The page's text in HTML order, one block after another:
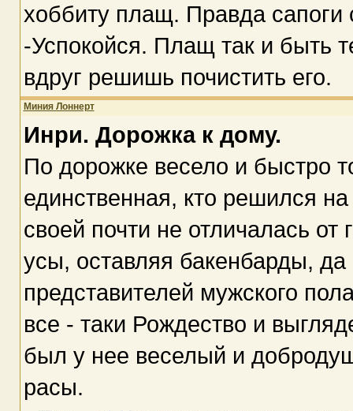
хоббиту плащ. Правда сапоги
-Успокойся. Плащ так и быть
вдруг решишь почистить его.
Миния Лоннерт
Инри. Дорожка к дому.
По дорожке весело и быстро
единственная, кто решился
своей почти не отличалась
усы, оставляя бакенбарды,
представителей мужского
все - таки Рождество и
был у нее веселый и
расы.